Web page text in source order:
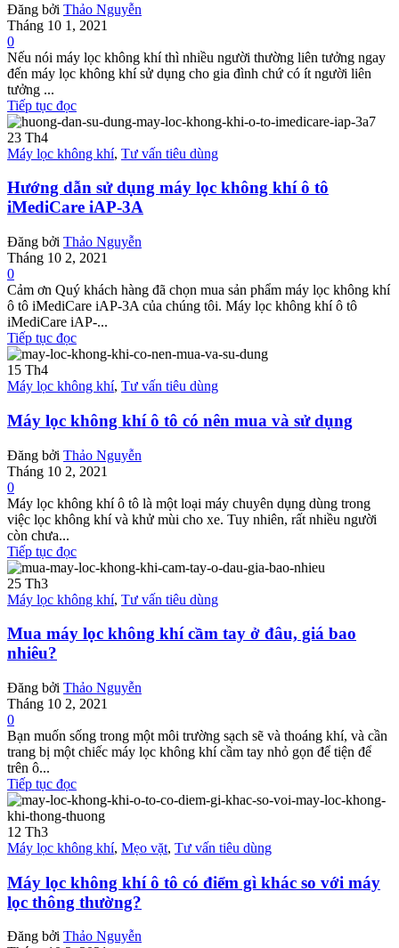
Đăng bởi Thảo Nguyễn
Tháng 10 1, 2021
0
Nếu nói máy lọc không khí thì nhiều người thường liên tưởng ngay
đến máy lọc không khí sử dụng cho gia đình chứ có ít người liên
tưởng ...
Tiếp tục đọc
23 Th4
Máy lọc không khí, Tư vấn tiêu dùng
Hướng dẫn sử dụng máy lọc không khí ô tô
iMediCare iAP-3A
Đăng bởi Thảo Nguyễn
Tháng 10 2, 2021
0
Cảm ơn Quý khách hàng đã chọn mua sản phẩm máy lọc không khí
ô tô iMediCare iAP-3A của chúng tôi. Máy lọc không khí ô tô
iMediCare iAP-...
Tiếp tục đọc
15 Th4
Máy lọc không khí, Tư vấn tiêu dùng
Máy lọc không khí ô tô có nên mua và sử dụng
Đăng bởi Thảo Nguyễn
Tháng 10 2, 2021
0
Máy lọc không khí ô tô là một loại máy chuyên dụng dùng trong
việc lọc không khí và khử mùi cho xe. Tuy nhiên, rất nhiều người
còn chưa...
Tiếp tục đọc
25 Th3
Máy lọc không khí, Tư vấn tiêu dùng
Mua máy lọc không khí cầm tay ở đâu, giá bao
nhiêu?
Đăng bởi Thảo Nguyễn
Tháng 10 2, 2021
0
Bạn muốn sống trong một môi trường sạch sẽ và thoáng khí, và cần
trang bị một chiếc máy lọc không khí cầm tay nhỏ gọn để tiện để
trên ô...
Tiếp tục đọc
12 Th3
Máy lọc không khí, Mẹo vặt, Tư vấn tiêu dùng
Máy lọc không khí ô tô có điểm gì khác so với máy
lọc thông thường?
Đăng bởi Thảo Nguyễn